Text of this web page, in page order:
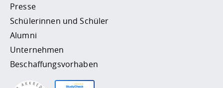
Presse
Schülerinnen und Schüler
Alumni
Unternehmen
Beschaffungsvorhaben